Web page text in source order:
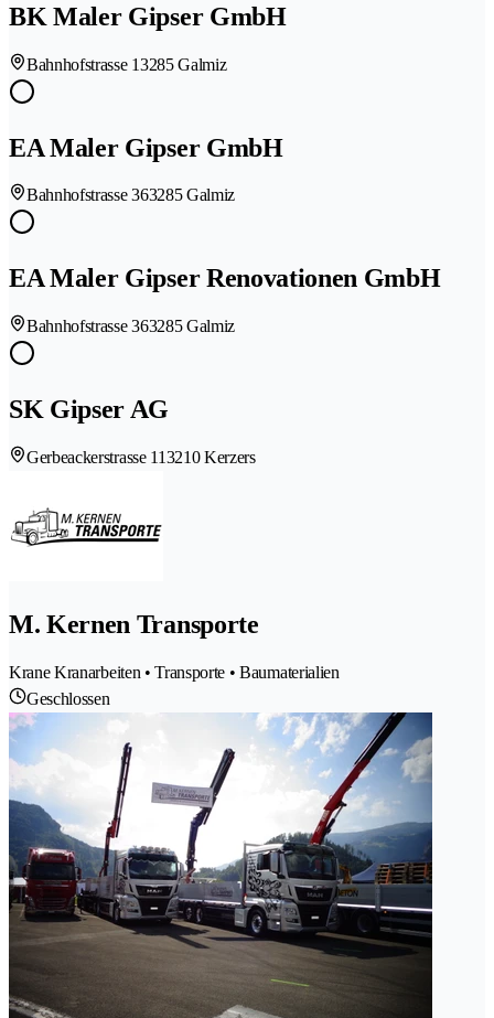
BK Maler Gipser GmbH
Bahnhofstrasse 13285 Galmiz
EA Maler Gipser GmbH
Bahnhofstrasse 363285 Galmiz
EA Maler Gipser Renovationen GmbH
Bahnhofstrasse 363285 Galmiz
SK Gipser AG
Gerbeackerstrasse 113210 Kerzers
M. Kernen Transporte
Krane Kranarbeiten • Transporte • Baumaterialien
Geschlossen